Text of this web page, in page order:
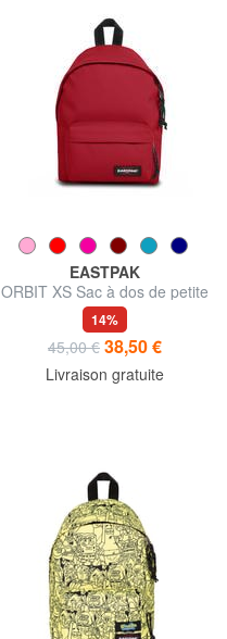
EASTPAK
ORBIT XS Sac à dos de petite
taille
14%
45,00 € 38,50 €
Livraison gratuite